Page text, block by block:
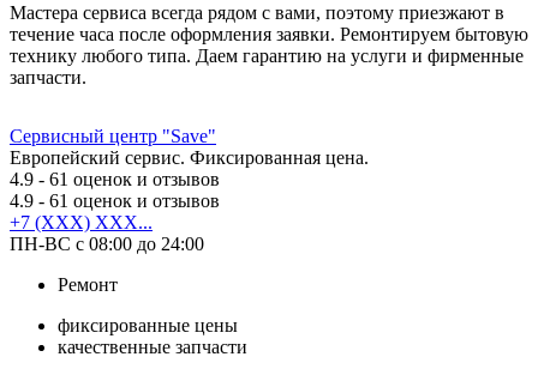
Мастера сервиса всегда рядом с вами, поэтому приезжают в
течение часа после оформления заявки. Ремонтируем бытовую
технику любого типа. Даем гарантию на услуги и фирменные
запчасти.
Сервисный центр "Save"
Европейский сервис. Фиксированная цена.
4.9 - 61 оценок и отзывов
4.9 - 61 оценок и отзывов
+7 (XXX) XXX...
ПН-ВС с 08:00 до 24:00
Ремонт
фиксированные цены
качественные запчасти